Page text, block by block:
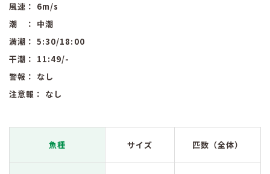
風速： 6m/s
潮 ： 中潮
満潮：5:30/18:00
干潮： 11:49/-
警報： なし
注意報： なし
魚種 サイズ 匹数（全体）